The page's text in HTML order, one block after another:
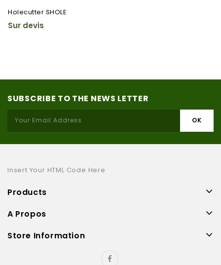
Holecutter SHOLE
Sur devis
SUBSCRIBE TO THE NEWS LETTER
Insert Your HTML Code Here
Products
A Propos
Store Information